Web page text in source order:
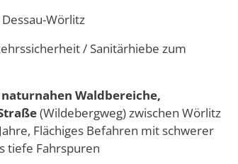
Wörlitz
/ Sanitärhiebe zum
Waldbereiche,
(Wildebergweg) zwischen Wörlitz
Flächiges Befahren mit schwerer
tiefe Fahrspuren